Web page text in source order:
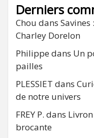
Derniers
Chou dans Savines
Charley Dorelon
Philippe dans Un
pailles
PLESSIET dans
de notre univers
FREY P. dans
brocante